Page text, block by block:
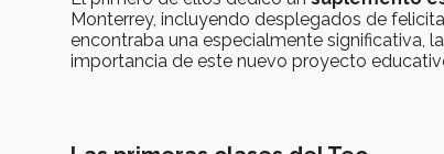
Monterrey, incluyendo desplegados de
encontraba una especialmente significativa,
importancia de este nuevo proyecto